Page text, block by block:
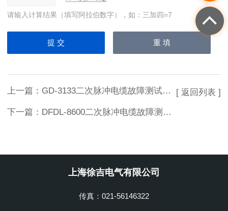
请输入计算结果（填写阿拉伯数字），如：三加四=7
上一篇： GD-3133二次脉冲电缆故障测试仪厂家
下一篇： DFDL-8600二次脉冲电缆故障测试仪
[ 返回列表 ]
上海徐吉电气有限公司
传真：021-56146322